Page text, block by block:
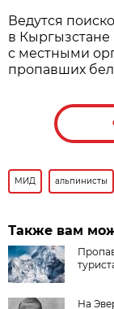
Ведутся
в Кыргызстане
с местными
пропавших
МИД альпинисты
Также вам
На